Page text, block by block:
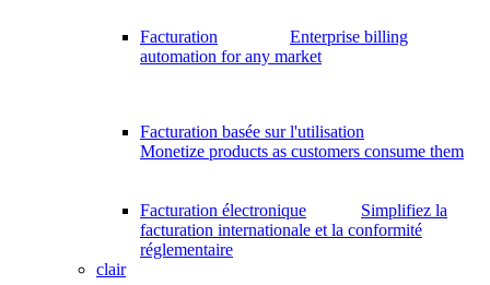
Facturation
Enterprise billing
automation for any market
Facturation basée sur l'utilisation
Monetize products as customers consume them
Facturation électronique
Simplifiez la
facturation internationale et la conformité
réglementaire
clair